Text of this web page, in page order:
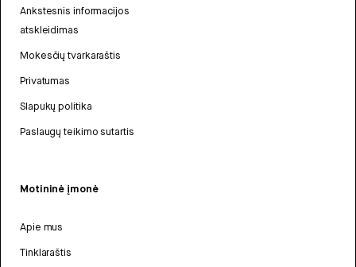
Ankstesnis informacijos
atskleidimas
Mokesčių tvarkaraštis
Privatumas
Slapukų politika
Paslaugų teikimo sutartis
Motininė įmonė
Apie mus
Tinklaraštis